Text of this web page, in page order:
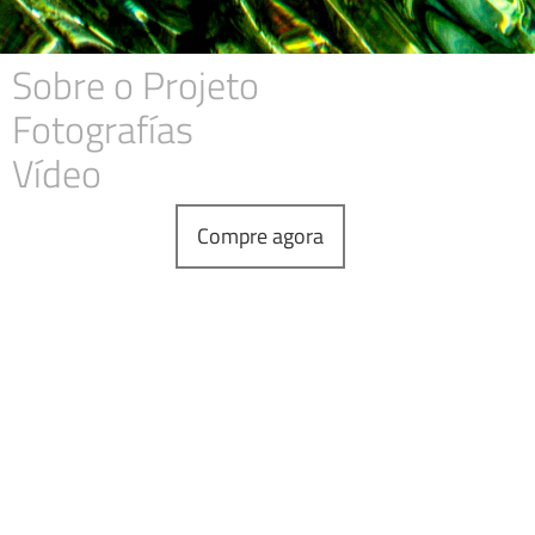
Sobre o Projeto
Fotografías
Vídeo
Compre agora